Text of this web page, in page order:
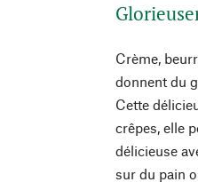
Crème,
donnent du
Cette
crêpes, elle
délicieuse
sur du pain